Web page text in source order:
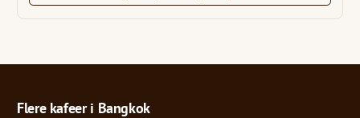
Flere kafeer i Bangkok